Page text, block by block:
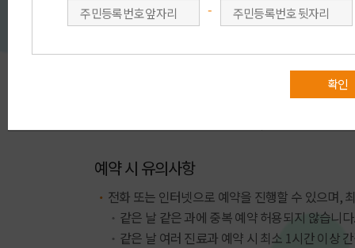
회원가입 없이 이름, 연락처(휴대전화)를
회원가입을
회원예
예약 시 유의사항
전화 또는 인터넷으로 예약을 진행할 수 있으며,
같은 날 같은 과에 중복 예약 허용되지 않습니
같은 날 여러 진료과 예약 시 최소 1시간 이상